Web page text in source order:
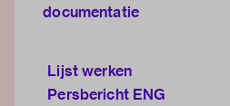
documentatie
Lijst werken
Persbericht ENG